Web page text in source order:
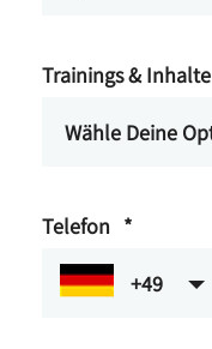
Trainings & Inhalte
Telefon *
+49